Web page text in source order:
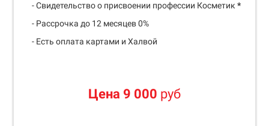
- Свидетельство о присвоении профессии Косметик*
- Рассрочка до 12 месяцев 0%
- Есть оплата картами и Халвой
Цена 9 000 руб